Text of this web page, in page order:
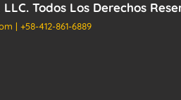
Todos Los Derechos
| +58-412-861-6889